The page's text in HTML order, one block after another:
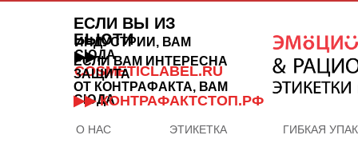
О НАС ЭТИКЕТКА ГИБКАЯ
ИНДУСТРИИ, ВАМ
СЮДА
ЕСЛИ ВЫ ИЗ
БЬЮТИ
▶▶
COSMETICLABEL.RU
ЕСЛИ ВАМ ИНТЕРЕСНА
ЗАЩИТА
ОТ КОНТРАФАКТА, ВАМ
СЮДА
▶▶ КОНТРАФАКТСТОП.РФ